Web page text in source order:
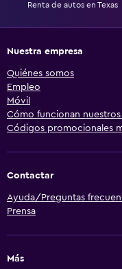
Renta de autos en Texas
Nuestra empresa
Quiénes somos
Empleo
Móvil
Cómo funcionan
Códigos promocionales
Contactar
Ayuda/Preguntas
Prensa
Más